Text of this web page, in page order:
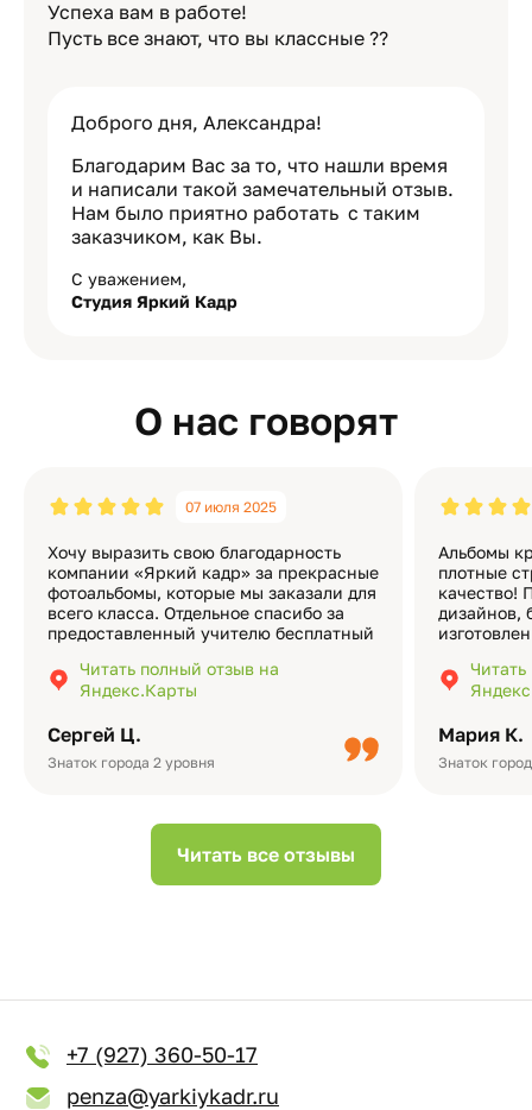
Успеха вам в работе!
Пусть все знают, что вы классные ??
Доброго дня, Александра!
Благодарим Вас за то, что нашли время
и написали такой замечательный отзыв.
Нам было приятно работать с таким
заказчиком, как Вы.
С уважением,
Студия Яркий Кадр
О нас говорят
Сергей Ц.
Знаток города 2 уровня
07 июля 2025
Хочу выразить свою благодарность
компании «Яркий кадр» за прекрасные
фотоальбомы, которые мы заказали для
всего класса. Отдельное спасибо за
предоставленный учителю бесплатный
подчёркивает значимость события.
Качество альбомов на высшем уровне:
Читать полный отзыв на
Яндекс.Карты
Мария К.
Знаток
Альбомы
плотные
качество!
дизайнов,
добавить
видео с
Читать все отзывы
+7 (927) 360-50-17
penza@yarkiykadr.ru